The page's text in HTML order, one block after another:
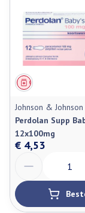
Geneesmiddel
Johnson & Johnson
Perdolan Supp
12x100mg
€ 4,53